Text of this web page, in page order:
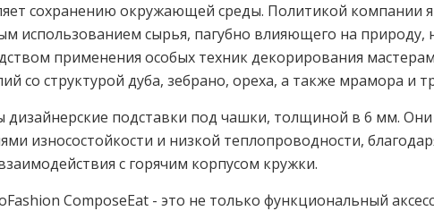
сохранению окружающей среды. Политикой компании
использованием сырья, пагубно влияющего на
применения особых техник декорирования
со структурой дуба, зебрано, ореха, а также мрамора и
дизайнерские подставки под чашки, толщиной в 6 мм.
износостойкости и низкой теплопроводности,
с горячим корпусом кружки.
ComposeEat - это не только функциональный